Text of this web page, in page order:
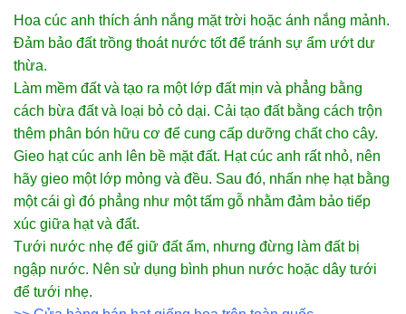
Hoa cúc anh thích ánh nắng mặt trời hoặc ánh nắng mảnh.
Đảm bảo đất trồng thoát nước tốt để tránh sự ẩm ướt dư
thừa.
Làm mềm đất và tạo ra một lớp đất mịn và phẳng bằng
cách bừa đất và loại bỏ cỏ dại. Cải tạo đất bằng cách trộn
thêm phân bón hữu cơ để cung cấp dưỡng chất cho cây.
Gieo hạt cúc anh lên bề mặt đất. Hạt cúc anh rất nhỏ, nên
hãy gieo một lớp mỏng và đều. Sau đó, nhấn nhẹ hạt bằng
một cái gì đó phẳng như một tấm gỗ nhằm đảm bảo tiếp
xúc giữa hạt và đất.
Tưới nước nhẹ để giữ đất ẩm, nhưng đừng làm đất bị
ngập nước. Nên sử dụng bình phun nước hoặc dây tưới
để tưới nhẹ.